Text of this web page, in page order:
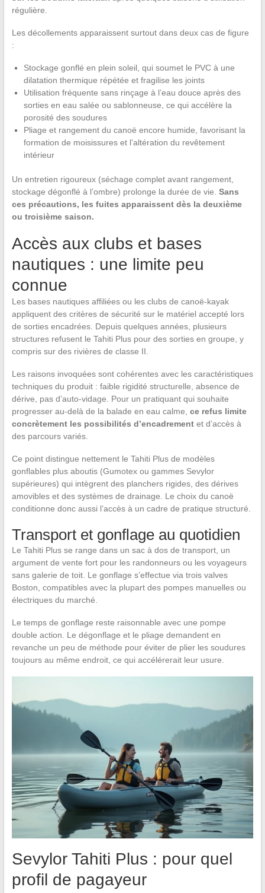
régulière.
Les décollements apparaissent surtout dans deux cas de figure
:
Stockage gonflé en plein soleil, qui soumet le PVC à une
dilatation thermique répétée et fragilise les joints
Utilisation fréquente sans rinçage à l’eau douce après des
sorties en eau salée ou sablonneuse, ce qui accélère la
porosité des soudures
Pliage et rangement du canoë encore humide, favorisant la
formation de moisissures et l’altération du revêtement
intérieur
Un entretien rigoureux (séchage complet avant rangement,
stockage dégonflé à l’ombre) prolonge la durée de vie. Sans
ces précautions, les fuites apparaissent dès la deuxième
ou troisième saison.
Accès aux clubs et bases
nautiques : une limite peu
connue
Les bases nautiques affiliées ou les clubs de canoë-kayak
appliquent des critères de sécurité sur le matériel accepté lors
de sorties encadrées. Depuis quelques années, plusieurs
structures refusent le Tahiti Plus pour des sorties en groupe, y
compris sur des rivières de classe II.
Les raisons invoquées sont cohérentes avec les caractéristiques
techniques du produit : faible rigidité structurelle, absence de
dérive, pas d’auto-vidage. Pour un pratiquant qui souhaite
progresser au-delà de la balade en eau calme, ce refus limite
concrètement les possibilités d’encadrementet d’accès à
des parcours variés.
Ce point distingue nettement le Tahiti Plus de modèles
gonflables plus aboutis (Gumotex ou gammes Sevylor
supérieures) qui intègrent des planchers rigides, des dérives
amovibles et des systèmes de drainage. Le choix du canoë
conditionne donc aussi l’accès à un cadre de pratique structuré.
Transport et gonflage au quotidien
Le Tahiti Plus se range dans un sac à dos de transport, un
argument de vente fort pour les randonneurs ou les voyageurs
sans galerie de toit. Le gonflage s’effectue via trois valves
Boston, compatibles avec la plupart des pompes manuelles ou
électriques du marché.
Le temps de gonflage reste raisonnable avec une pompe
double action. Le dégonflage et le pliage demandent en
revanche un peu de méthode pour éviter de plier les soudures
toujours au même endroit, ce qui accélérerait leur usure.
Sevylor Tahiti Plus : pour quel
profil de pagayeur